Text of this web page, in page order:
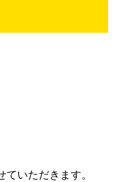
いただきます。